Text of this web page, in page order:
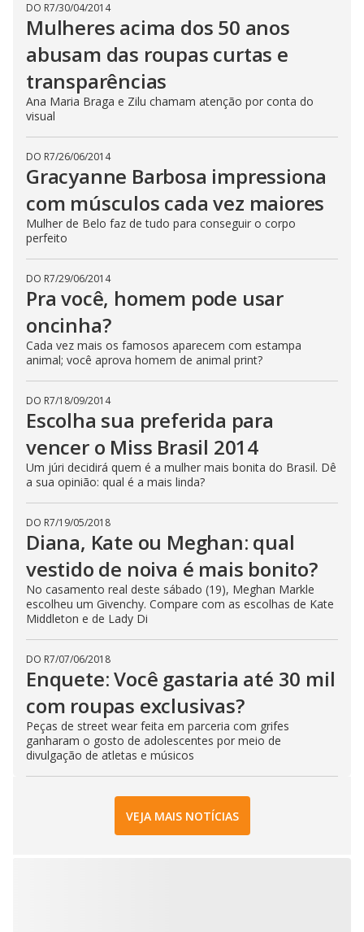
DO R7/30/04/2014
Mulheres acima dos 50 anos
abusam das roupas curtas e
transparências
Ana Maria Braga e Zilu chamam atenção por conta do
visual
DO R7/26/06/2014
Gracyanne Barbosa impressiona
com músculos cada vez maiores
Mulher de Belo faz de tudo para conseguir o corpo
perfeito
DO R7/29/06/2014
Pra você, homem pode usar
oncinha?
Cada vez mais os famosos aparecem com estampa
animal; você aprova homem de animal print?
DO R7/18/09/2014
Escolha sua preferida para
vencer o Miss Brasil 2014
Um júri decidirá quem é a mulher mais bonita do Brasil. Dê
a sua opinião: qual é a mais linda?
DO R7/19/05/2018
Diana, Kate ou Meghan: qual
vestido de noiva é mais bonito?
No casamento real deste sábado (19), Meghan Markle
escolheu um Givenchy. Compare com as escolhas de Kate
Middleton e de Lady Di
DO R7/07/06/2018
Enquete: Você gastaria até 30 mil
com roupas exclusivas?
Peças de street wear feita em parceria com grifes
ganharam o gosto de adolescentes por meio de
divulgação de atletas e músicos
VEJA MAIS NOTÍCIAS